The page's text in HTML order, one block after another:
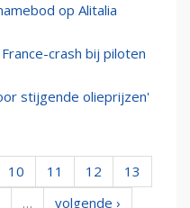
op Alitalia
crash bij piloten
stijgende olieprijzen'
10 11 12
13
…
volgende ›